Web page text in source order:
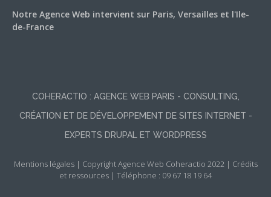
Notre Agence Web intervient sur Paris, Versailles et l'Ile-
de-France
COHERACTIO : AGENCE WEB PARIS - CONSULTING,
CRÉATION ET DE DÉVELOPPEMENT DE SITES INTERNET -
EXPERTS DRUPAL ET WORDPRESS
Mentions légales| Copyright Agence Web Coheractio 2022 | Crédits
et ressources | Téléphone : 09 67 18 19 64